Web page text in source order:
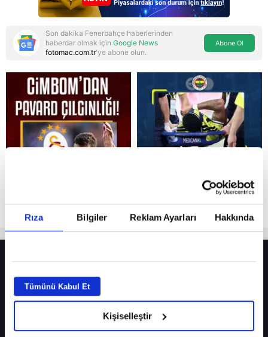
Rıza Bilgiler Reklam Ayarları Hakkında
Tümünü Kabul Et
Kişiselleştir
Reddet
Son dakika Fenerbahçe haberlerinden
haberdar olmak için Google News
fotomac.com.tr'ye abone olun.
Abone Ol
Fenerbahçe’de sürpriz ayrılık ihtimali! Devre arasında gelmişti
Fenerbahçe’nin yeni transferi Mason Greenwood için olay sözler!
Galatasaray’da rota yeniden Thiago Almada!